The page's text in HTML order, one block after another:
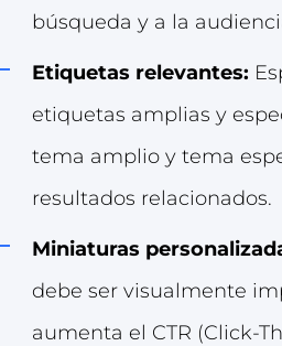
búsqueda y a la
Etiquetas relevantes:
etiquetas amplias y
tema amplio y tema
resultados relacionados.
Miniaturas
debe ser visualmente
aumenta el CTR (Click-